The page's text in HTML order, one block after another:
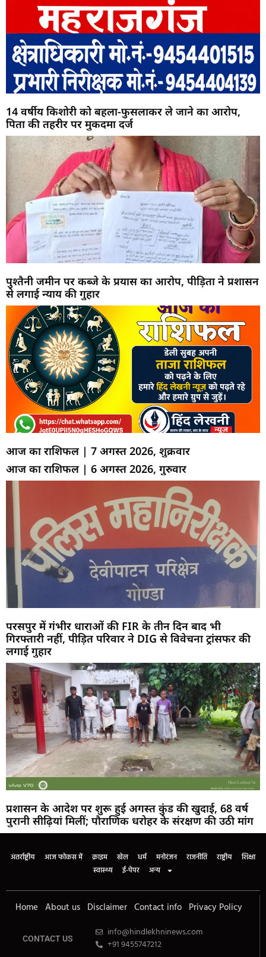
14 वर्षीय किशोरी को बहला-फुसलाकर ले जाने का आरोप,
पिता की तहरीर पर मुकदमा दर्ज
पुश्तैनी जमीन पर कब्जे के प्रयास का आरोप, पीड़िता ने प्रशासन
से लगाई न्याय की गुहार
आज का राशिफल | 7 अगस्त 2026, शुक्रवार
आज का राशिफल | 6 अगस्त 2026, गुरुवार
परसपुर में गंभीर धाराओं की FIR के तीन दिन बाद भी
गिरफ्तारी नहीं, पीड़ित परिवार ने DIG से विवेचना ट्रांसफर की
लगाई गुहार
प्रशासन के आदेश पर शुरू हुई अगस्त कुंड की खुदाई, 68 वर्ष
पुरानी सीढ़ियां मिलीं; पौराणिक धरोहर के संरक्षण की उठी मांग
अंतर्राष्ट्रीय आज फोकस में क्राइम खेल धर्म मनोरंजन राजनीति राष्ट्रीय
शिक्षा
स्वास्थ्य
ई-पेपर अन्य
Home About us Disclaimer Contact info Privacy Policy
CONTACT US
info@hindlekhninews.com
+91 9455747212